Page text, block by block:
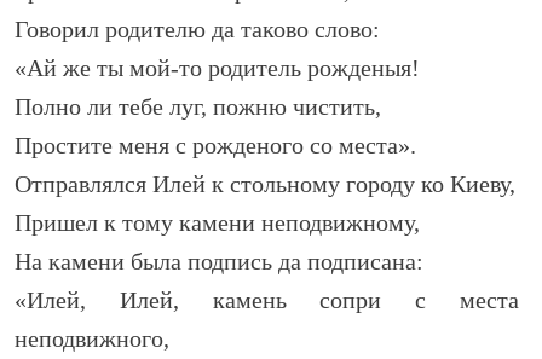
Говорил родителю да таково слово:
«Ай же ты мой-то родитель рожденыя!
Полно ли тебе луг, пожню чистить,
Простите меня с рожденого со места».
Отправлялся Илей к стольному городу ко Киеву,
Пришел к тому камени неподвижному,
На камени была подпись да подписана:
«Илей, Илей, камень сопри с места
неподвижного,